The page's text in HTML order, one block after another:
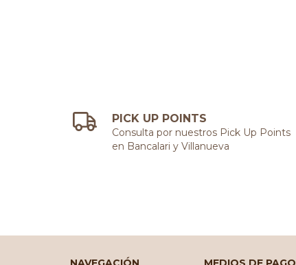
PICK UP POINTS
Consulta por nuestros Pick Up Points
en Bancalari y Villanueva